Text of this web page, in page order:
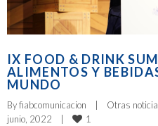
IX FOOD & DRINK
ALIMENTOS Y
MUNDO
By fiabcomunicacion Otras
junio, 2022
1